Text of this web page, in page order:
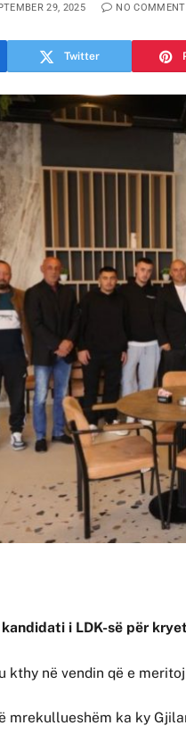
29, 2025 NO
Twitter
i LDK-së për
kthy në vendin që e
mrekullueshëm ka ky